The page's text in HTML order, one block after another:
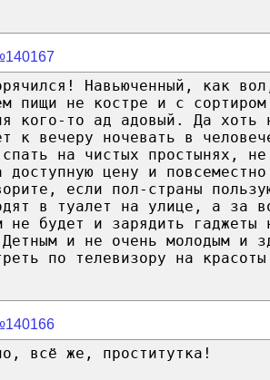
Навьюченный, как
пищи не костре и с
кого-то ад адовый. Да хоть
к вечеру ночевать в
на чистых простынях,
доступную цену и
если пол-страны
в туалет на улице, а за
не будет и зарядить
и не очень молодым и
по телевизору на
всё же, проститутка!